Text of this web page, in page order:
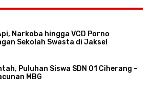
Narkoba hingga VCD Porno
Sekolah Swasta di Jaksel
Puluhan Siswa SDN 01 Ciherang –
MBG